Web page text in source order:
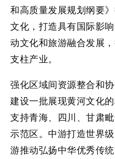
和高质量发展规划纲要
文化，打造具有国际影
动文化和旅游融合发展
支柱产业。
强化区域间资源整合和
建设一批展现黄河文化
支持青海、四川、甘肃
示范区。中游打造世界
游推动弘扬中华优秀传